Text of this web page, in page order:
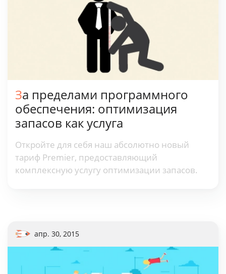
За пределами программного
обеспечения: оптимизация
запасов как услуга
Откройте для себя наш абсолютно новый
тариф Premier, предоставляющий
комплексную услугу оптимизации запасов.
апр. 30, 2015